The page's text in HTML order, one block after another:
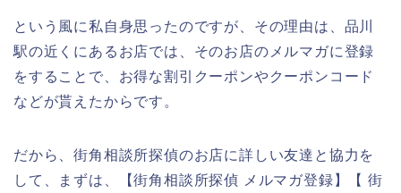
という風に私自身思ったのですが、その理由は、品川
駅の近くにあるお店では、そのお店のメルマガに登録
をすることで、お得な割引クーポンやクーポンコード
などが貰えたからです。
だから、街角相談所探偵のお店に詳しい友達と協力を
して、まずは、【街角相談所探偵 メルマガ登録】【 街